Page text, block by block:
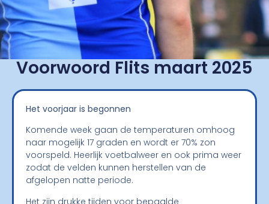
Voorwoord Flits maart 2025
Het voorjaar is begonnen
Komende week gaan de temperaturen omhoog
naar mogelijk 17 graden en wordt er 70% zon
voorspeld. Heerlijk voetbalweer en ook prima weer
zodat de velden kunnen herstellen van de
afgelopen natte periode.
Het zijn drukke tijden voor bepaalde